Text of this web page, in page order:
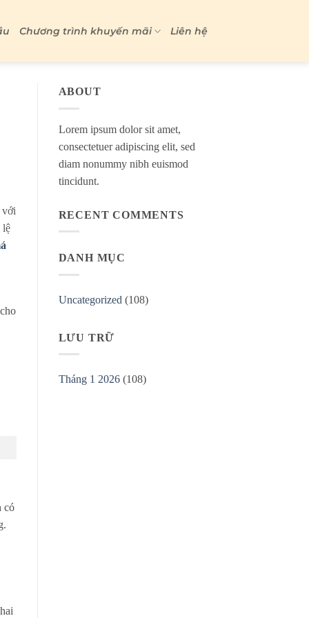
Chương trình khuyến mãi Liên hệ
với
lệ
có
ABOUT
Lorem ipsum dolor sit amet,
consectetuer adipiscing elit, sed
diam nonummy nibh euismod
tincidunt.
RECENT COMMENTS
DANH MỤC
Uncategorized (108)
LƯU TRỮ
Tháng 1 2026(108)